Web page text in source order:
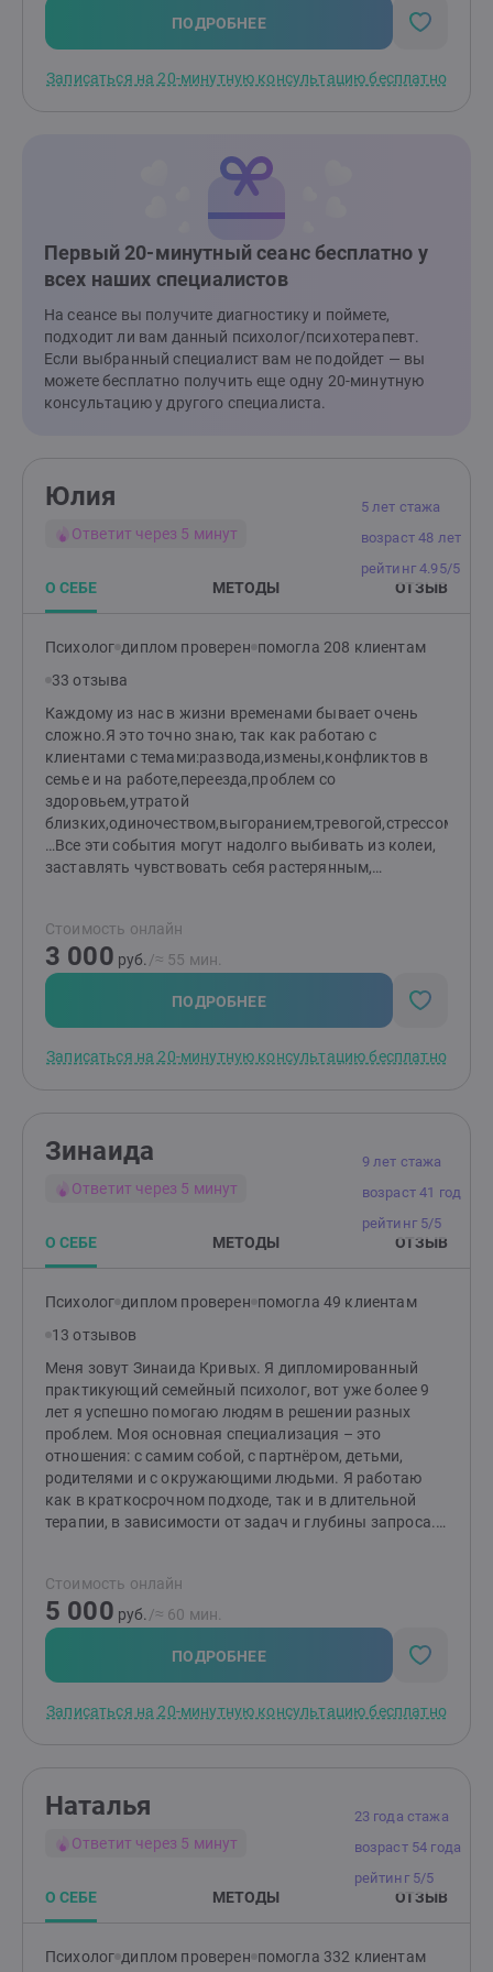
ПОДРОБНЕЕ
Записаться на 20-минутную консультацию бесплатно
Первый 20-минутный сеанс бесплатно у
всех наших специалистов
На сеансе вы получите диагностику и поймете,
подходит ли вам данный психолог/психотерапевт.
Если выбранный специалист вам не подойдет — вы
можете бесплатно получить еще одну 20-минутную
консультацию у другого специалиста.
5 лет стажа
возраст 48 лет
рейтинг 4.95/5
Юлия
Ответит через 5 минут
О СЕБЕ МЕТОДЫ ОТЗЫВ
Психолог диплом проверен помогла 208 клиентам
33 отзыва
Каждому из нас в жизни временами бывает очень
сложно.Я это точно знаю, так как работаю с
клиентами с темами:развода,измены,конфликтов в
семье и на работе,переезда,проблем со
здоровьем,утратой
…Все эти события могут надолго выбивать из колеи,
заставлять чувствовать себя растерянным,
а можно поработать со специалистом и
восстановиться в разы быстрее. Меня зовут Юлия. В
своей работе психолога я беру за основу гештальт-
терапию, но часто соединяю разные направления
психологии, подбираю техники и методы работы с
клиента и его запроса. Что вы получите от работы со
ситуациях;• Навыки опоры на себя, а не на мнения
устанавливать здоровые границы и отношения с
окружающими, без чувства страха и вины;•
Повышенный уровень адекватной самооценки и
пониженный уровень самокритики;• Поддержку,
поделиться», «никто не понимает» либо вообще
«близкий не хочет слушать»• Конфиденциальность
Стоимость онлайн
3 000 руб. /≈ 55 мин.
ПОДРОБНЕЕ
Записаться на 20-минутную консультацию бесплатно
9 лет стажа
возраст 41 год
рейтинг 5/5
Зинаида
Ответит через 5 минут
О СЕБЕ МЕТОДЫ ОТЗЫВ
Психолог диплом проверен помогла 49 клиентам
13 отзывов
Меня зовут Зинаида Кривых. Я дипломированный
практикующий семейный психолог, вот уже более 9
лет я успешно помогаю людям в решении разных
проблем. Моя основная специализация – это
отношения: с самим собой, с партнёром, детьми,
родителями и с окружающими людьми. Я работаю
как в краткосрочном подходе, так и в длительной
терапии, в зависимости от задач и глубины запроса.
программ90% клиентов приходят ко мне по
рекомендации О себе: замужем, 2 детей Большой
опыт работы с людьми, в том числе управленческий,
являюсь автором блога о психологии в Telegram,
внештатный психолог благотворительного фонда
Стоимость онлайн
5 000 руб. /≈ 60 мин.
ПОДРОБНЕЕ
Записаться на 20-минутную консультацию бесплатно
23 года стажа
возраст 54 года
рейтинг 5/5
Наталья
Ответит через 5 минут
О СЕБЕ МЕТОДЫ ОТЗЫВ
Психолог диплом проверен помогла 332 клиентам